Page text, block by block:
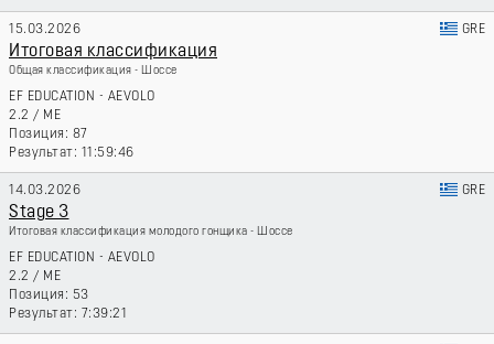
15.03.2026 GRE
Итоговая классификация
Общая классификация - Шоссе
EF EDUCATION - AEVOLO
2.2 / ME
87
11:59:46
14.03.2026 GRE
Stage 3
Итоговая классификация молодого гонщика - Шоссе
EF EDUCATION - AEVOLO
2.2 / ME
53
7:39:21